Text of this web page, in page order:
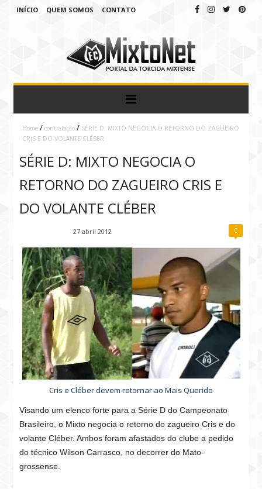
INÍCIO QUEM SOMOS CONTATO
Home / contratação / SÉRIE D: MIXTO NEGOCIA O RETORNO DO ZAGUEIRO
CRIS E DO VOLANTE CLÉBER
SÉRIE D: MIXTO NEGOCIA O
RETORNO DO ZAGUEIRO CRIS E
DO VOLANTE CLÉBER
27 abril 2012 6
Cris e Cléber devem retornar ao Mais Querido
Visando um elenco forte para a Série D do Campeonato
Brasileiro, o Mixto negocia o retorno do zagueiro Cris e do
volante Cléber. Ambos foram afastados do clube a pedido
do técnico Wilson Carrasco, no decorrer do Mato-
grossense.